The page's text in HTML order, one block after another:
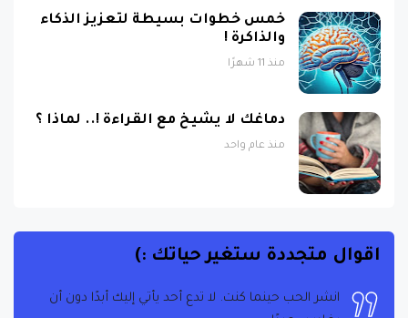
والذاكرة !
منذ 11 شهرًا
منذ عام واحد
اقوال متجددة ستغير حياتك :)
انشر الحب حينما كنت. لا تدع أحد يأتي إليك أبدًا دون أن
يغادر سعيدًا